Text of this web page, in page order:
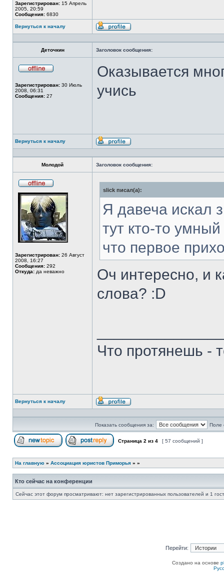
Зарегистрирован: 15 Апрель
2005, 20:59
Сообщения: 6830
Вернуться к началу
Профиль
Деточкин Заголовок сообщения:
сети
Зарегистрирован: 30 Июль
2008, 06:31
Сообщения: 27
Оказывается
учись
Вернуться к началу
Профиль
Молодой Заголовок сообщения:
в
сети
Зарегистрирован: 26 Август
2008, 16:27
Сообщения: 292
Откуда: да неважно
slick писал(а):
Я давеча искал
тут кто-то
что первое
Оч интересно, и
слова? :D
Что протянешь -
Вернуться к началу
Профиль
Показать сообщения за: Поле
Страница 2 из 4 [ 57 сообщений ]
На главную » Ассоциация юристов Приморья » »
Кто сейчас на конференции
Сейчас этот форум просматривают: нет зарегистрированных пользователей и 1
Перейти:
Создано на основе